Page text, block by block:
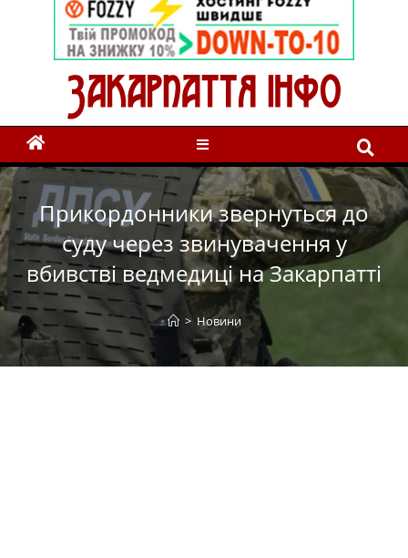
Прикордонники звернуться до
суду через звинувачення у
вбивстві ведмедиці на Закарпатті
> Новини